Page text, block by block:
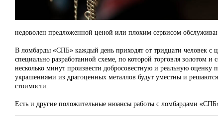
недоволен предложенной ценой или плохим сервисом
В ломбарды «СПБ» каждый день приходят от тридцати человек с
специально разработанной схеме, по которой торговля золотом
несколько минут произвести добросовестную и реальную
украшениями из драгоценных металлов будут уместны и
стоимости.
Есть и другие положительные нюансы работы с ломбардами